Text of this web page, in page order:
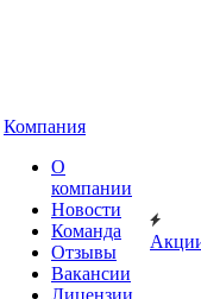
Компания
О
компании
Новости
Команда
Отзывы
Вакансии
Лицензии